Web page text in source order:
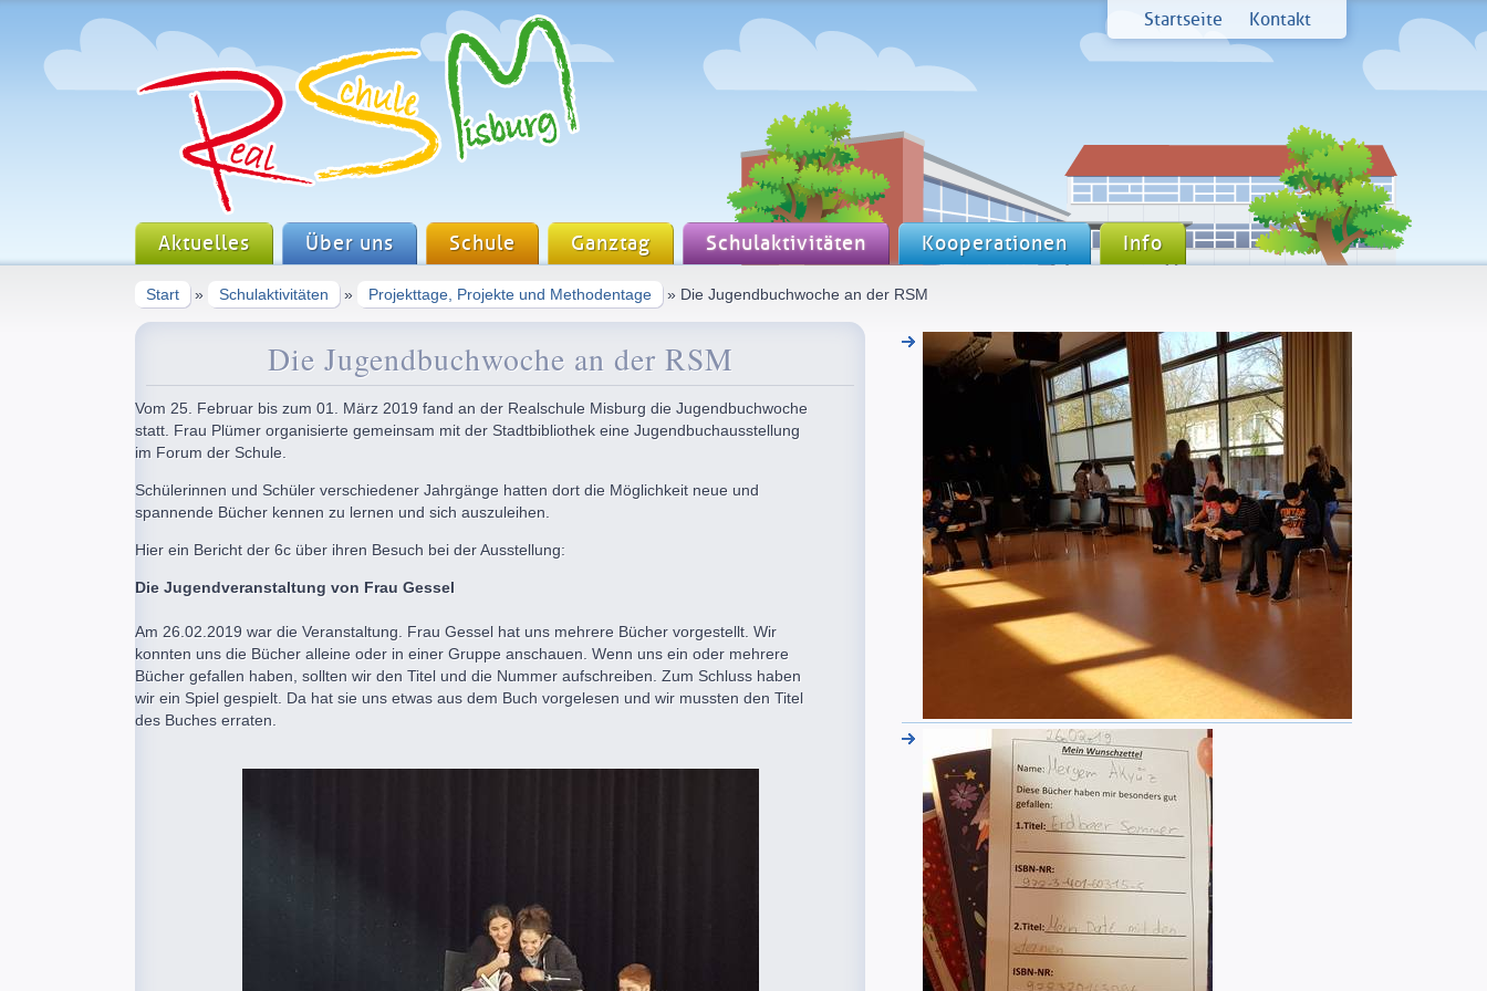
Startseite Kontakt
Aktuelles Über uns Schule Ganztag Schulaktivitäten Kooperationen Info
Start » Schulaktivitäten » Projekttage, Projekte und Methodentage » Die Jugendbuchwoche an der RSM
Die Jugendbuchwoche an der RSM
Vom 25. Februar bis zum 01. März 2019 fand an der Realschule Misburg die Jugendbuchwoche
statt. Frau Plümer organisierte gemeinsam mit der Stadtbibliothek eine Jugendbuchausstellung
im Forum der Schule.
Schülerinnen und Schüler verschiedener Jahrgänge hatten dort die Möglichkeit neue und
spannende Bücher kennen zu lernen und sich auszuleihen.
Hier ein Bericht der 6c über ihren Besuch bei der Ausstellung:
Die Jugendveranstaltung von Frau Gessel
Am 26.02.2019 war die Veranstaltung. Frau Gessel hat uns mehrere Bücher vorgestellt. Wir
konnten uns die Bücher alleine oder in einer Gruppe anschauen. Wenn uns ein oder mehrere
Bücher gefallen haben, sollten wir den Titel und die Nummer aufschreiben. Zum Schluss haben
wir ein Spiel gespielt. Da hat sie uns etwas aus dem Buch vorgelesen und wir mussten den Titel
des Buches erraten.